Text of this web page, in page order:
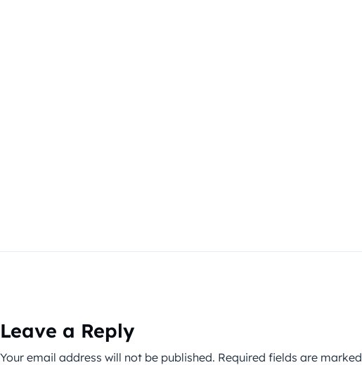
Leave a Reply
Your email address will not be published. Required fields are marked